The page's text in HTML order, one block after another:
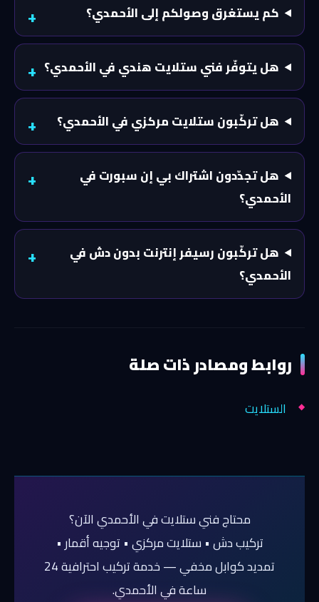
كم يستغرق وصولكم إلى الأحمدي؟
هل يتوفّر فني ستلايت هندي في الأحمدي؟
هل تركّبون ستلايت مركزي في الأحمدي؟
هل تجدّدون اشتراك بي إن سبورت في
الأحمدي؟
هل تركّبون رسيفر إنترنت بدون دش في
الأحمدي؟
روابط ومصادر ذات صلة
الستلايت
محتاج فني ستلايت في الأحمدي الآن؟
تركيب دش • ستلايت مركزي • توجيه أقمار •
تمديد كوابل مخفي — خدمة تركيب احترافية 24
ساعة في الأحمدي.